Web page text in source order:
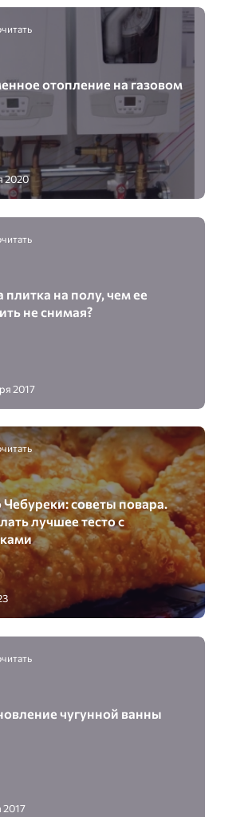
отопление на газовом
2020
на полу, чем ее
не снимая?
2017
Чебуреки: советы повара.
лучшее тесто с
чугунной ванны
2017